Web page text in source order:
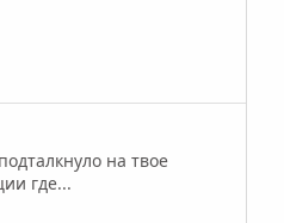
на твое
где...